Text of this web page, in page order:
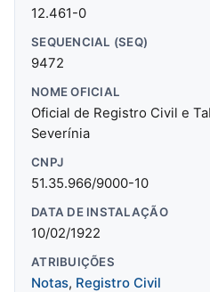
12.461-0
SEQUENCIAL (SEQ)
9472
NOME OFICIAL
Oficial de Registro Civil e
Severínia
CNPJ
51.35.966/9000-10
DATA DE INSTALAÇÃO
10/02/1922
ATRIBUIÇÕES
Notas, Registro Civil